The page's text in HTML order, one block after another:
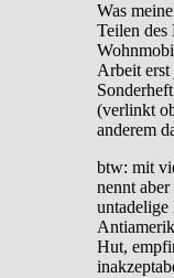
Was
Teilen des
Arbeit erst
(verlinkt
anderem
btw: mit
nennt
Hut,